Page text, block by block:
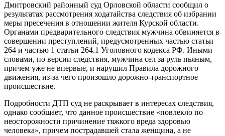
Дмитровский районный суд Орловской области сообщил о
результатах рассмотрения ходатайства следствия об избрании
меры пресечения в отношении жителя Курской области.
Органами предварительного следствия мужчина обвиняется в
совершении преступлений, предусмотренных частью статьи
264 и частью 1 статьи 264.1 Уголовного кодекса РФ. Иными
словами, по версии следствия, мужчина сел за руль пьяным,
причем уже не впервые, и нарушил Правила дорожного
движения, из-за чего произошло дорожно-транспортное
происшествие.
Подробности ДТП суд не раскрывает в интересах следствия,
однако сообщает, что данное происшествие «повлекло по
неосторожности причинение тяжкого вреда здоровью
человека», причем пострадавшей стала женщина, а не